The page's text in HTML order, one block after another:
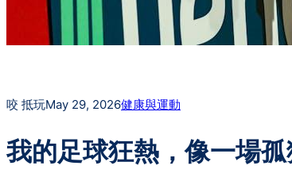
咬 抵玩May 29, 2026健康與運動
我的足球狂熱，像一場